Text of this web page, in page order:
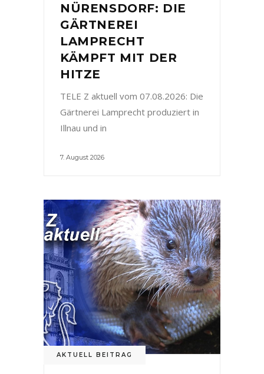
NÜRENSDORF: DIE
GÄRTNEREI
LAMPRECHT
KÄMPFT MIT DER
HITZE
TELE Z aktuell vom 07.08.2026: Die
Gärtnerei Lamprecht produziert in
Illnau und in
7. August 2026
AKTUELL BEITRAG